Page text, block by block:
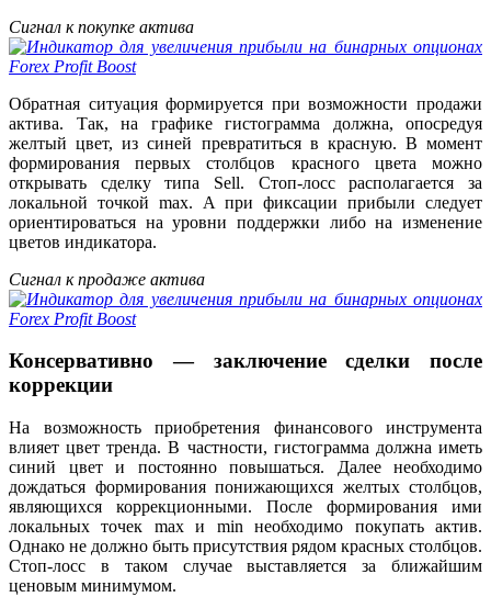
Сигнал к покупке актива
Обратная ситуация формируется при возможности продажи
актива. Так, на графике гистограмма должна, опосредуя
желтый цвет, из синей превратиться в красную. В момент
формирования первых столбцов красного цвета можно
открывать сделку типа Sell. Стоп-лосс располагается за
локальной точкой max. А при фиксации прибыли следует
ориентироваться на уровни поддержки либо на изменение
цветов индикатора.
Сигнал к продаже актива
Консервативно — заключение сделки после
коррекции
На возможность приобретения финансового инструмента
влияет цвет тренда. В частности, гистограмма должна иметь
синий цвет и постоянно повышаться. Далее необходимо
дождаться формирования понижающихся желтых столбцов,
являющихся коррекционными. После формирования ими
локальных точек max и min необходимо покупать актив.
Однако не должно быть присутствия рядом красных столбцов.
Стоп-лосс в таком случае выставляется за ближайшим
ценовым минимумом.